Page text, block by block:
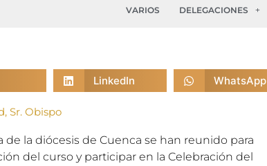
VARIOS
DELEGACIONES
LinkedIn WhatsApp
, Sr. Obispo
de la diócesis de Cuenca se han reunido para
del curso y participar en la Celebración del